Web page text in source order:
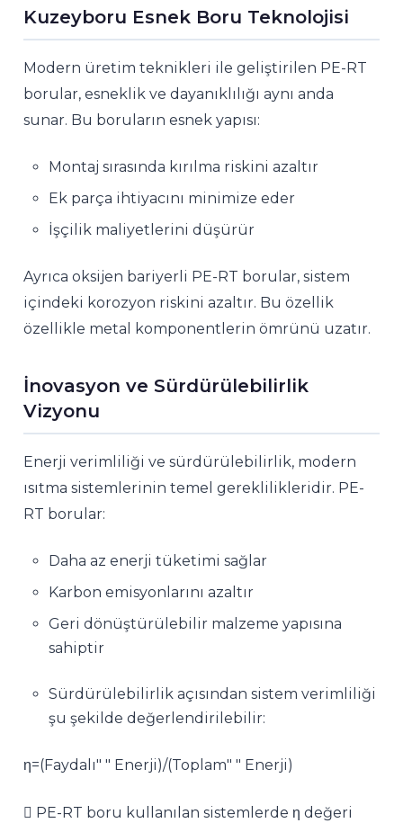
Kuzeyboru Esnek Boru Teknolojisi
Modern üretim teknikleri ile geliştirilen PE-RT
borular, esneklik ve dayanıklılığı aynı anda
sunar. Bu boruların esnek yapısı:
Montaj sırasında kırılma riskini azaltır
Ek parça ihtiyacını minimize eder
İşçilik maliyetlerini düşürür
Ayrıca oksijen bariyerli PE-RT borular, sistem
içindeki korozyon riskini azaltır. Bu özellik
özellikle metal komponentlerin ömrünü uzatır.
İnovasyon ve Sürdürülebilirlik
Vizyonu
Enerji verimliliği ve sürdürülebilirlik, modern
ısıtma sistemlerinin temel gereklilikleridir. PE-
RT borular:
Daha az enerji tüketimi sağlar
Karbon emisyonlarını azaltır
Geri dönüştürülebilir malzeme yapısına
sahiptir
Sürdürülebilirlik açısından sistem verimliliği
şu şekilde değerlendirilebilir:
η=(Faydalı" " Enerji)/(Toplam" " Enerji)
 PE-RT boru kullanılan sistemlerde η değeri